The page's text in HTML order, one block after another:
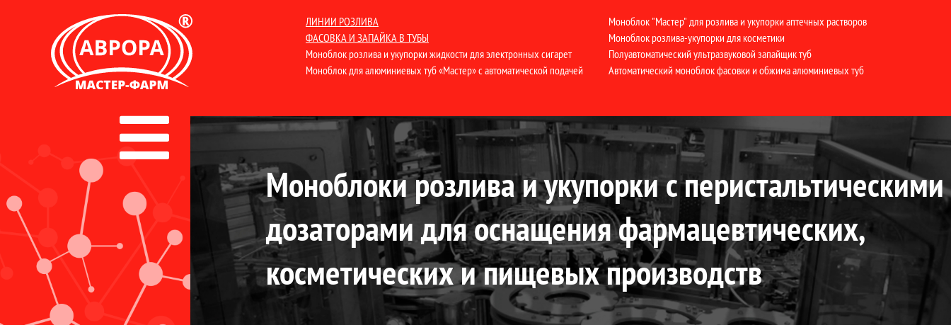
ЛИНИИ РОЗЛИВА
ФАСОВКА И ЗАПАЙКА В ТУБЫ
Моноблок розлива и укупорки жидкости для электронных сигарет
Моноблок для алюминиевых туб «Мастер» с автоматической подачей
Моноблок "Мастер" для розлива и укупорки аптечных растворов
Моноблок розлива-укупорки для косметики
Полуавтоматический ультразвуковой запайщик туб
Автоматический моноблок фасовки и обжима алюминиевых туб
Моноблоки розлива и укупорки с перистальтическими
дозаторами для оснащения фармацевтических,
косметических и пищевых производств